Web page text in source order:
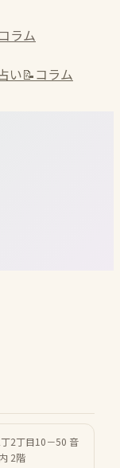
コラム
い📝コラム
2丁目10－50 音
2階